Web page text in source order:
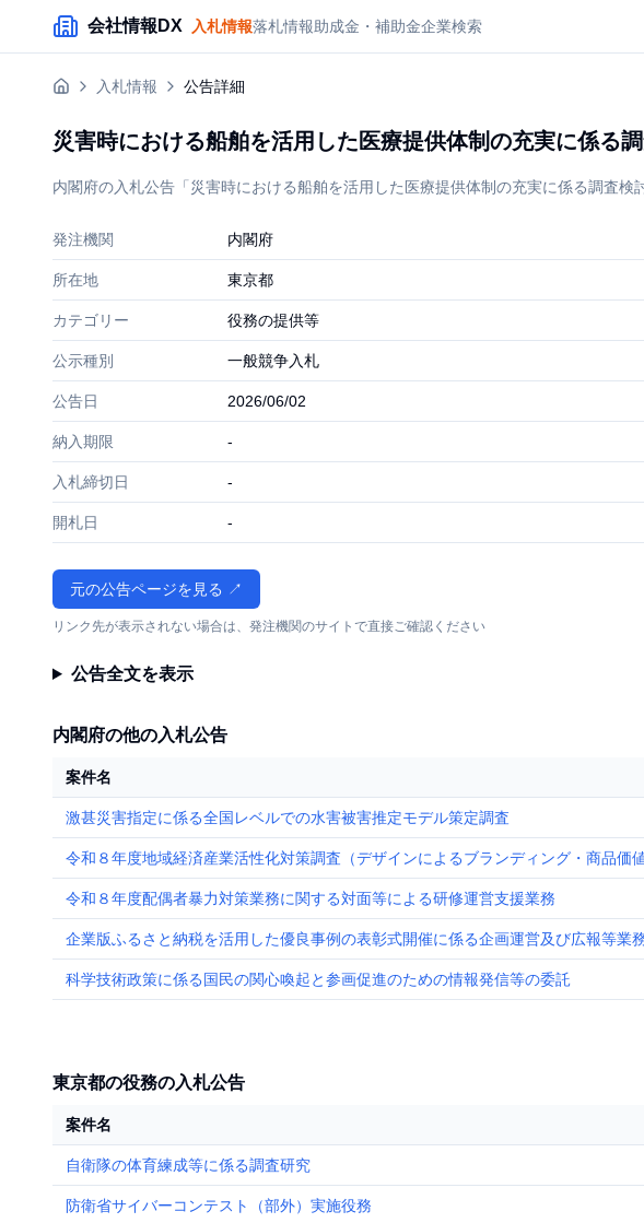
メインコンテンツにスキップ
会社情報DX 入札情報落札情報助成金・補助金企業検索
入札情報 公告詳細
災害時における船舶を活用した医療提供体制の充実に係る
内閣府の入札公告「災害時における船舶を活用した医療提供体制の充実に係る調査
発注機関 内閣府
所在地 東京都
カテゴリー 役務の提供等
公示種別 一般競争入札
公告日 2026/06/02
納入期限 -
入札締切日 -
開札日 -
元の公告ページを見る ↗
リンク先が表示されない場合は、発注機関のサイトで直接ご確認ください
公告全文を表示
内閣府の他の入札公告
案件名
激甚災害指定に係る全国レベルでの水害被害推定モデル策定調査
令和８年度地域経済産業活性化対策調査（デザインによるブランディング・商品価
令和８年度配偶者暴力対策業務に関する対面等による研修運営支援業務
企業版ふるさと納税を活用した優良事例の表彰式開催に係る企画運営及び広報等業
科学技術政策に係る国民の関心喚起と参画促進のための情報発信等の委託
東京都の役務の入札公告
案件名
自衛隊の体育練成等に係る調査研究
防衛省サイバーコンテスト（部外）実施役務